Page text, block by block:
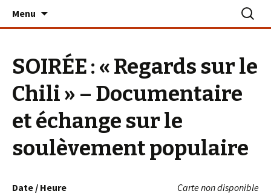
Le PLAN B – La Turballe
Menu
SOIRÉE : « Regards sur le
Chili » – Documentaire
et échange sur le
soulèvement populaire
Carte non disponible
Date / Heure